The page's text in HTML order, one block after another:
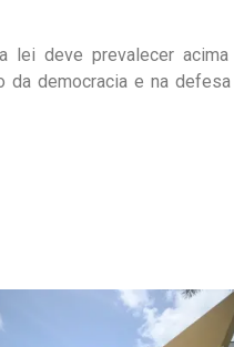
lei deve prevalecer
da democracia e na